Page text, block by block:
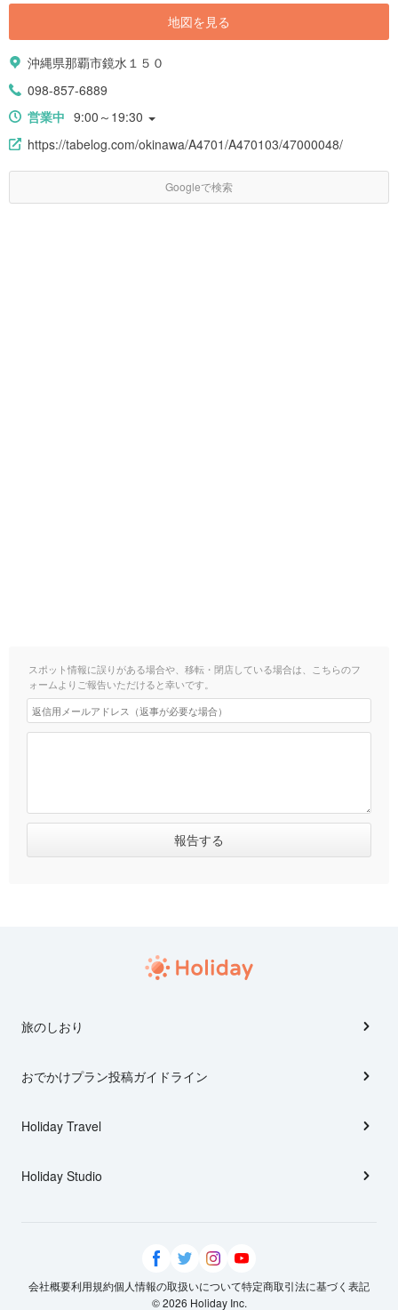
地図を見る
沖縄県那覇市鏡水１５０
098-857-6889
営業中 9:00～19:30
https://tabelog.com/okinawa/A4701/A470103/47000048/
Googleで検索
スポット情報に誤りがある場合や、移転・閉店している場合は、こちらのフ
ォームよりご報告いただけると幸いです。
旅のしおり
おでかけプラン投稿ガイドライン
Holiday Travel
Holiday Studio
会社概要利用規約個人情報の取扱いについて特定商取引法に基づく表記
© 2026 Holiday Inc.